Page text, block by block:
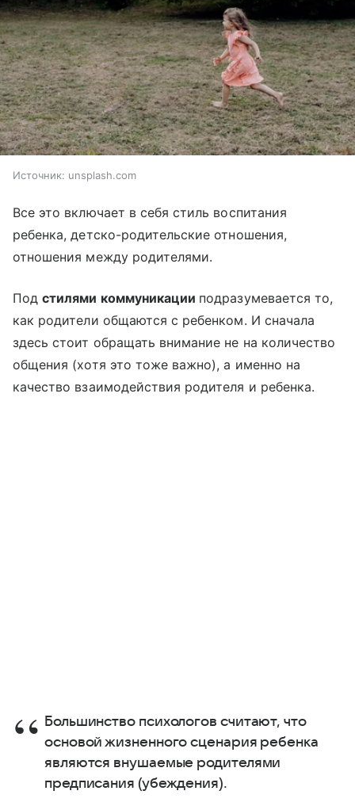
Источник: unsplash.com
Все это включает в себя стиль воспитания
ребенка, детско-родительские отношения,
отношения между родителями.
Подстилями коммуникации подразумевается то,
как родители общаются с ребенком. И сначала
здесь стоит обращать внимание не на количество
общения (хотя это тоже важно), а именно на
качество взаимодействия родителя и ребенка.
Большинство психологов считают, что
основой жизненного сценария ребенка
являются внушаемые родителями
предписания (убеждения).